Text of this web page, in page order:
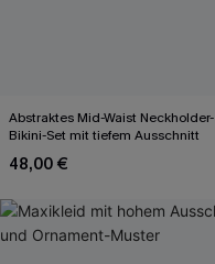
Abstraktes Mid-Waist Neckholder-
Bikini-Set mit tiefem Ausschnitt
48,00 €